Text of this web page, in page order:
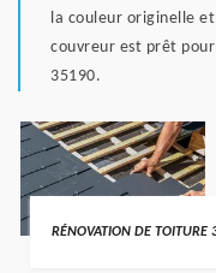
la couleur originelle
couvreur est prêt
35190.
RÉNOVATION DE TOITURE